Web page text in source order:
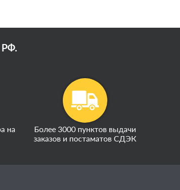
РФ.
на
Более 3000 пунктов выдачи
заказов и постаматов СДЭК